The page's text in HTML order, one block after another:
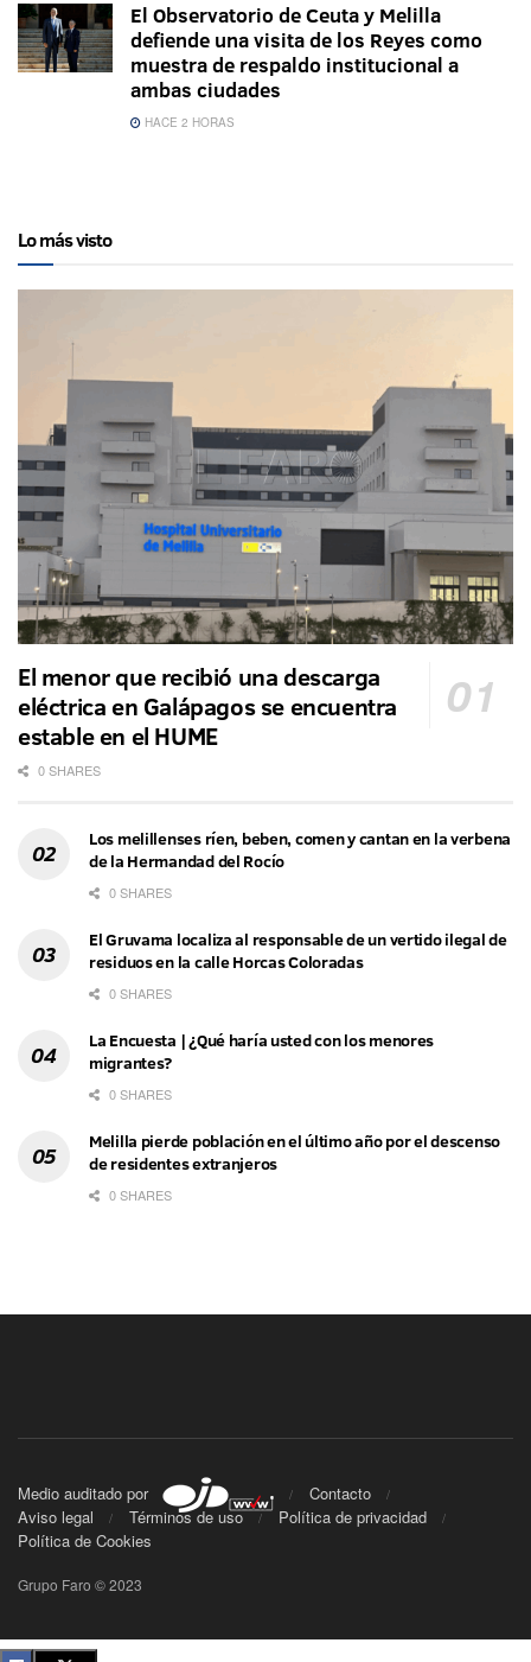
El Observatorio de Ceuta y Melilla
defiende una visita de los Reyes como
muestra de respaldo institucional a
ambas ciudades
HACE 2 HORAS
Lo más visto
El menor que recibió una descarga
eléctrica en Galápagos se encuentra
estable en el HUME
0 SHARES
Los melillenses ríen, beben, comen y cantan en la verbena
de la Hermandad del Rocío
0 SHARES
El Gruvama localiza al responsable de un vertido ilegal de
residuos en la calle Horcas Coloradas
0 SHARES
La Encuesta | ¿Qué haría usted con los menores
migrantes?
0 SHARES
Melilla pierde población en el último año por el descenso
de residentes extranjeros
0 SHARES
Medio auditado por
Contacto
Aviso legal
Términos de uso
Política de privacidad
Política de Cookies
Grupo Faro © 2023